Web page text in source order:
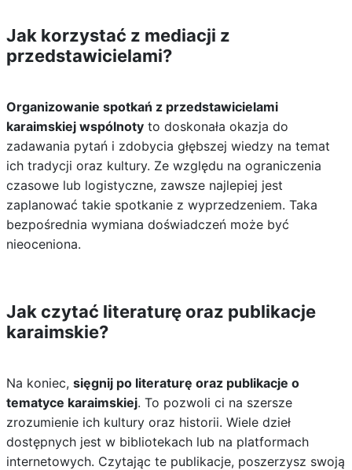
Jak korzystać z mediacji z
przedstawicielami?
Organizowanie spotkań z przedstawicielami
karaimskiej wspólnotyto doskonała okazja do
zadawania pytań i zdobycia głębszej wiedzy na temat
ich tradycji oraz kultury. Ze względu na ograniczenia
czasowe lub logistyczne, zawsze najlepiej jest
zaplanować takie spotkanie z wyprzedzeniem. Taka
bezpośrednia wymiana doświadczeń może być
nieoceniona.
Jak czytać literaturę oraz publikacje
karaimskie?
Na koniec, sięgnij po literaturę oraz publikacje o
tematyce karaimskiej. To pozwoli ci na szersze
zrozumienie ich kultury oraz historii. Wiele dzieł
dostępnych jest w bibliotekach lub na platformach
internetowych. Czytając te publikacje, poszerzysz swoją